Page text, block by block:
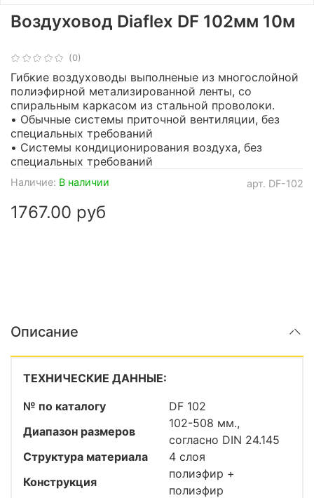
(0)
арт. DF-102
Наличие: В наличии
Воздуховод Diaflex DF 102мм 10м
1767.00 руб
Гибкие воздуховоды выполненые из многослойной
полиэфирной метализированной ленты, со
спиральным каркасом из стальной проволоки.
• Обычные системы приточной вентиляции, без
специальных требований
• Системы кондиционирования воздуха, без
специальных требований
Описание
ТЕХНИЧЕСКИЕ ДАННЫЕ:
№ по каталогу
DF 102
Диапазон размеров
102-508 мм.,
согласно DIN 24.145
Структура материала
4 слоя
Конструкция
полиэфир +
полиэфир